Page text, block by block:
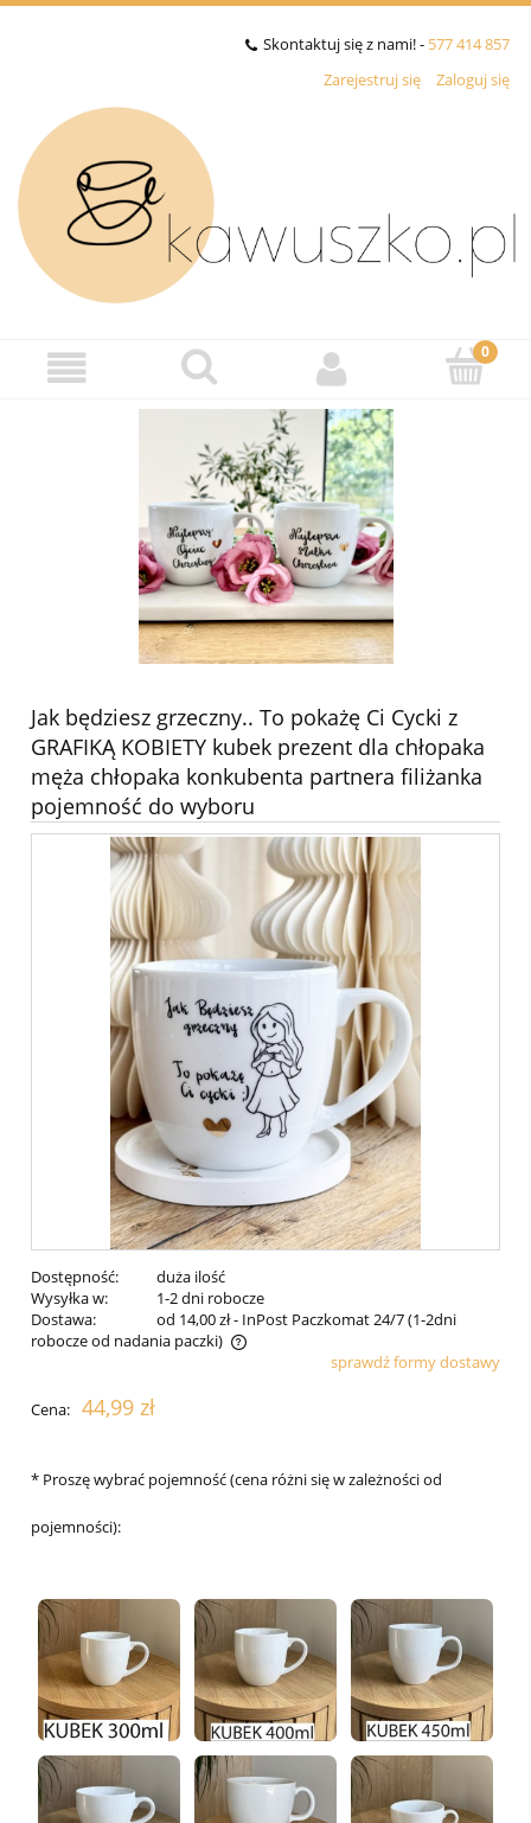
Skontaktuj się z nami! - 577 414 857
Zarejestruj się
Zaloguj się
Jak będziesz grzeczny.. To pokażę Ci Cycki z
GRAFIKĄ KOBIETY kubek prezent dla chłopaka
męża chłopaka konkubenta partnera filiżanka
pojemność do wyboru
Dostępność:
duża ilość
Wysyłka w:
1-2 dni robocze
Dostawa:
od 14,00 zł- InPost Paczkomat 24/7 (1-2dni
robocze od nadania paczki)
Cena nie zawiera ewentualnych kosztów płatnościsprawdź formy dostawy
Cena: 44,99 zł
* Proszę wybrać pojemność (cena różni się w zależności od
pojemności):